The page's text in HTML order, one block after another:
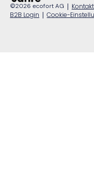
©2026 ecofort AG | Kontakt
B2B Login | Cookie-